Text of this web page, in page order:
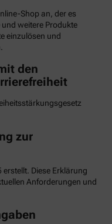
Shop an, der es
weitere Produkte
einzulösen und
den
zur
Diese Erklärung
Anforderungen und